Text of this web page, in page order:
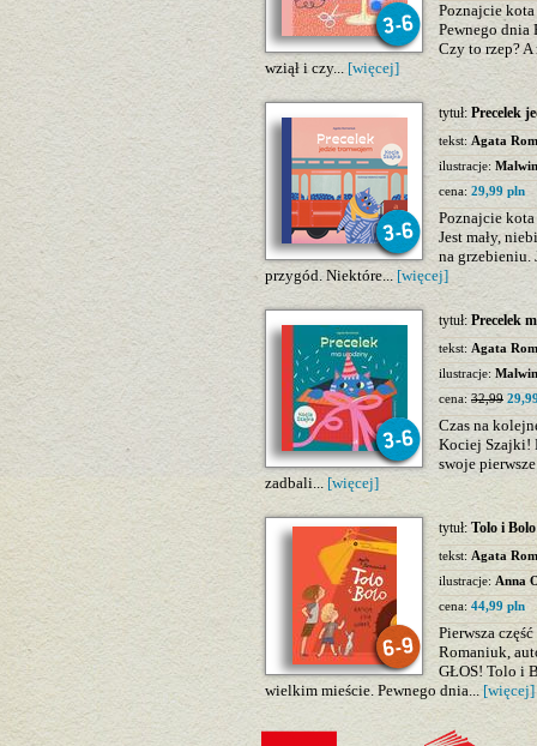
Poznajcie
Pewnego dnia
Czy to rzep?
wziął i czy... [więcej]
tytuł: Precelek
tekst: Agata
ilustracje:
cena: 29,99 pln
Poznajcie
Jest mały,
na grzebieniu.
przygód. Niektóre... [więcej]
tytuł:Precelek
tekst: Agata
ilustracje:
cena:32,99
Czas na
Kociej Szajki!
swoje
zadbali... [więcej]
tytuł: Tolo i
tekst: Agata
ilustracje: Anna
cena: 44,99 pln
Pierwsza
Romaniuk,
GŁOS! Tolo i
wielkim mieście. Pewnego dnia... [więcej]